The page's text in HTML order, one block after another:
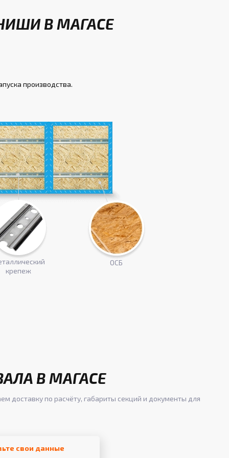
В МАГАСЕ
производства.
крепеж
ОСБ
В МАГАСЕ
доставку по расчёту, габариты секций и документы для
свои данные